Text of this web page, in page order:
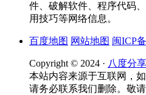
件、破解软件、程序代码
用技巧等网络信息。
百度地图 网站地图 闽ICP
Copyright © 2024 · 八度分享
本站内容来源于互联网，
请务必联系我们删除。敬请